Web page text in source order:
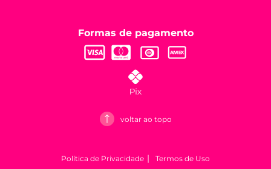
Formas de pagamento
voltar ao topo
Política de Privacidade Termos de Uso